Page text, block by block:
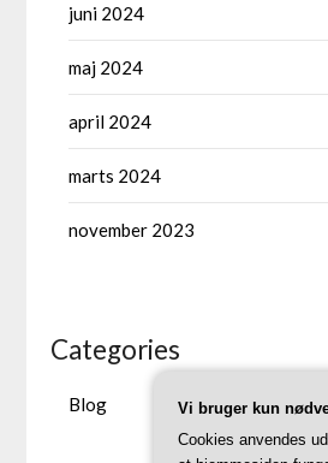
juni 2024
maj 2024
april 2024
marts 2024
november 2023
Categories
Blog
Vi bruger kun
Cookies anvendes